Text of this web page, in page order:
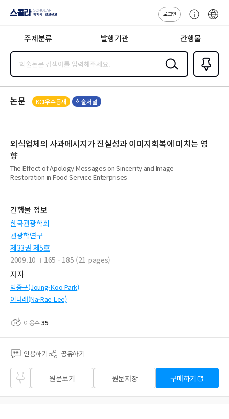
지사·교보문고
로그인
센
주제분류 발행기관 간행물
검색
즐겨찾
기0
논문 KCI우수등재 학술저널
외식업체의 사과메시지가 진실성과 이미지회복에 미치는 영
향
The Effect of Apology Messages on Sincerity and Image
Restoration in Food Service Enterprises
간행물 정보
한국관광학회
관광학연구
제33권 제5호
2009.10
165 - 185 (21 pages)
저자
박종구(Joung-Koo Park)
이나래(Na-Rae Lee)
이용수35
인용하기 공유하기
즐겨
찾기
원문보기 원문저장 구매하기